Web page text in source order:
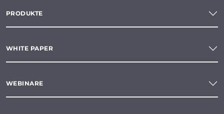
PRODUKTE
WHITE PAPER
WEBINARE